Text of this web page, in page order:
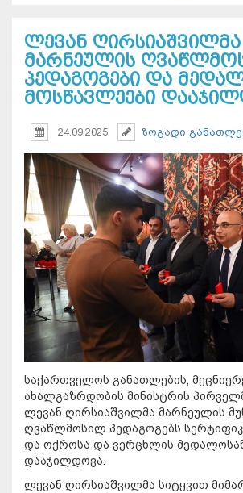
ლევან ღირსიაშვილმა
მარნეულის
პედაგოგები და
მოსწავლეები
24.09.2025 ზოგადი
საქართველოს განათლების,
ახალგაზრდობის მინისტრის
ლევან ღირსიაშვილმა მარნეულის
ღვაწლმოსილ პედაგოგებს
და ოქროსა და ვერცხლის
დააჯილდოვა.
ლევან ღირსიაშვილმა სიტყვით